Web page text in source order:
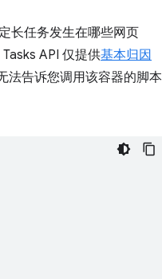
长任务发生在哪些网页
API 仅提供基本归因
法告诉您调用该容器的脚本